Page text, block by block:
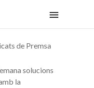
de Premsa
solucions
la